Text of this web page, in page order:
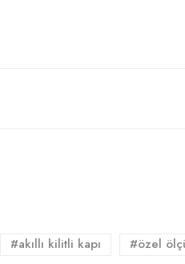
#akıllı kilitli kapı #özel